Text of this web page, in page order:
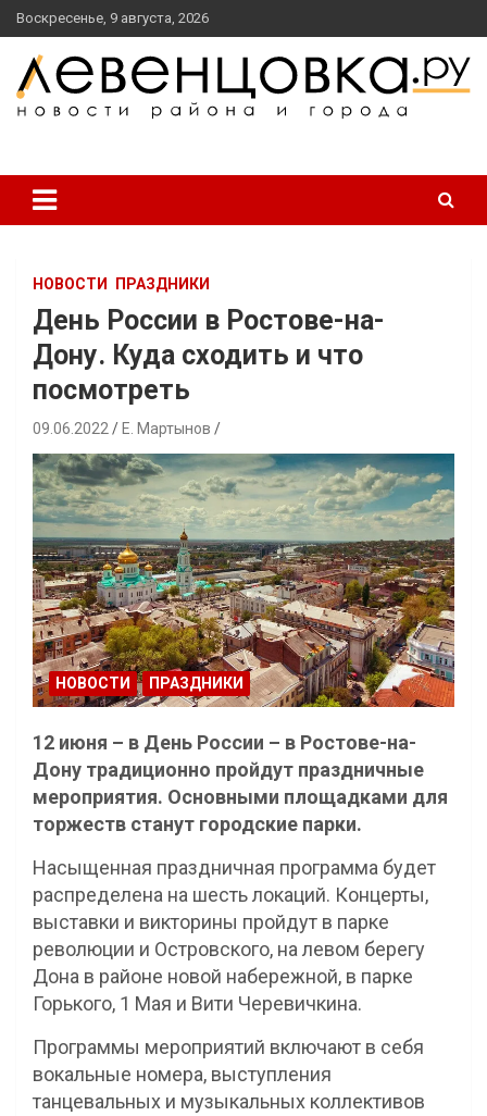
перейти
к
содержанию
Воскресенье, 9 августа, 2026
НОВОСТИ ПРАЗДНИКИ
День России в Ростове-на-
Дону. Куда сходить и что
посмотреть
09.06.2022 Е. Мартынов
НОВОСТИ ПРАЗДНИКИ
12 июня – в День России – в Ростове-на-
Дону традиционно пройдут праздничные
мероприятия. Основными площадками для
торжеств станут городские парки.
Насыщенная праздничная программа будет
распределена на шесть локаций. Концерты,
выставки и викторины пройдут в парке
революции и Островского, на левом берегу
Дона в районе новой набережной, в парке
Горького, 1 Мая и Вити Черевичкина.
Программы мероприятий включают в себя
вокальные номера, выступления
танцевальных и музыкальных коллективов